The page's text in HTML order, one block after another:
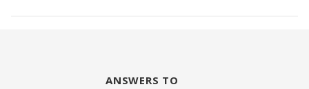
ANSWERS TO